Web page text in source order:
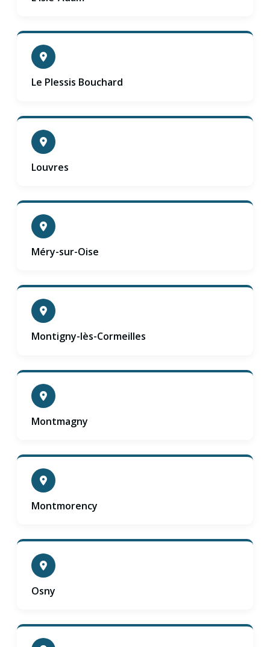
Le Plessis Bouchard
Louvres
Méry-sur-Oise
Montigny-lès-Cormeilles
Montmagny
Montmorency
Osny